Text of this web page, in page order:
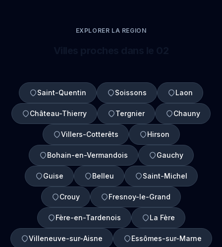
EXPLORER LA REGION
Saint-Quentin Soissons Laon
Château-Thierry Tergnier Chauny
Villers-Cotterêts Hirson
Bohain-en-Vermandois Gauchy
Guise Belleu Saint-Michel
Crouy Fresnoy-le-Grand
Fère-en-Tardenois La Fère
Villeneuve-sur-Aisne Essômes-sur-Marne